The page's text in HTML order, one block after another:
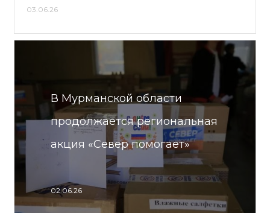
03.06.26
В Мурманской области
продолжается региональная
акция «Север помогает»
02.06.26